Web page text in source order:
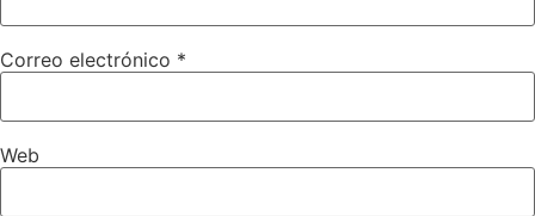
Correo electrónico *
Web